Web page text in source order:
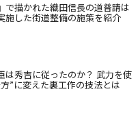
で描かれた織田信長の道普請は
施した街道整備の施策を紹介
は秀吉に従ったのか？ 武力を使
”に変えた裏工作の技法とは